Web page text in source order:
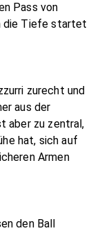
Pass von
die Tiefe startet
zurecht und
aus der
aber zu zentral,
hat, sich auf
Armen
den Ball